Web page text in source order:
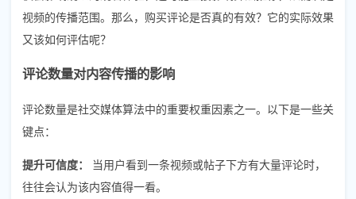
视频的传播范围。那么，购买评论是否真的有效？它的实际效果
又该如何评估呢？
评论数量对内容传播的影响
评论数量是社交媒体算法中的重要权重因素之一。以下是一些关
键点：
提升可信度：
当用户看到一条视频或帖子下方有大量评论时，
往往会认为该内容值得一看。